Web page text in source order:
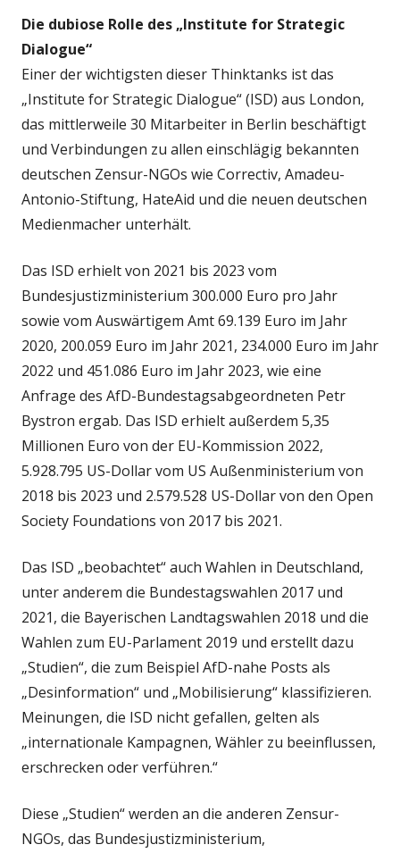
Die dubiose Rolle des „Institute for Strategic
Dialogue“
Einer der wichtigsten dieser Thinktanks ist das
„Institute for Strategic Dialogue“ (ISD) aus London,
das mittlerweile 30 Mitarbeiter in Berlin beschäftigt
und Verbindungen zu allen einschlägig bekannten
deutschen Zensur-NGOs wie Correctiv, Amadeu-
Antonio-Stiftung, HateAid und die neuen deutschen
Medienmacher unterhält.
Das ISD erhielt von 2021 bis 2023 vom
Bundesjustizministerium 300.000 Euro pro Jahr
sowie vom Auswärtigem Amt 69.139 Euro im Jahr
2020, 200.059 Euro im Jahr 2021, 234.000 Euro im Jahr
2022 und 451.086 Euro im Jahr 2023, wie eine
Anfrage des AfD-Bundestagsabgeordneten Petr
Bystron ergab. Das ISD erhielt außerdem 5,35
Millionen Euro von der EU-Kommission 2022,
5.928.795 US-Dollar vom US Außenministerium von
2018 bis 2023 und 2.579.528 US-Dollar von den Open
Society Foundations von 2017 bis 2021.
Das ISD „beobachtet“ auch Wahlen in Deutschland,
unter anderem die Bundestagswahlen 2017 und
2021, die Bayerischen Landtagswahlen 2018 und die
Wahlen zum EU-Parlament 2019 und erstellt dazu
„Studien“, die zum Beispiel AfD-nahe Posts als
„Desinformation“ und „Mobilisierung“ klassifizieren.
Meinungen, die ISD nicht gefallen, gelten als
„internationale Kampagnen, Wähler zu beeinflussen,
erschrecken oder verführen.“
Diese „Studien“ werden an die anderen Zensur-
NGOs, das Bundesjustizministerium,